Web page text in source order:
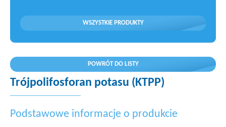
WSZYSTKIE PRODUKTY
POWRÓT DO LISTY
Trójpolifosforan potasu (KTPP)
Podstawowe informacje o produkcie